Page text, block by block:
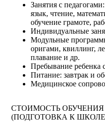
Занятия с
язык, чтение,
обучение грамоте,
Индивидуальные
Модульные
оригами, квиллинг,
плавание и др.
Пребывание ребенка
Питание: завтрак и
Медицинское
СТОИМОСТЬ ОБУЧЕНИЯ
(ПОДГОТОВКА К